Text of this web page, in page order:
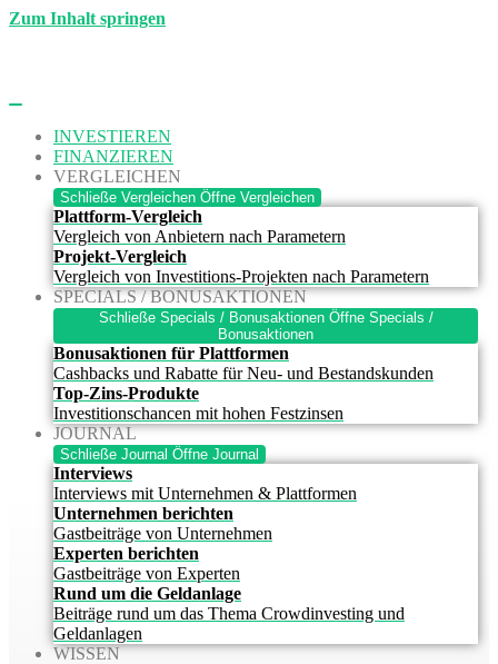
Zum Inhalt springen
INVESTIEREN
FINANZIEREN
VERGLEICHEN
Schließe Vergleichen Öffne Vergleichen
Plattform-Vergleich
Vergleich von Anbietern nach Parametern
Projekt-Vergleich
Vergleich von Investitions-Projekten nach Parametern
SPECIALS / BONUSAKTIONEN
Schließe Specials / Bonusaktionen Öffne Specials /
Bonusaktionen
Bonusaktionen für Plattformen
Cashbacks und Rabatte für Neu- und Bestandskunden
Top-Zins-Produkte
Investitionschancen mit hohen Festzinsen
JOURNAL
Schließe Journal Öffne Journal
Interviews
Interviews mit Unternehmen & Plattformen
Unternehmen berichten
Gastbeiträge von Unternehmen
Experten berichten
Gastbeiträge von Experten
Rund um die Geldanlage
Beiträge rund um das Thema Crowdinvesting und
Geldanlagen
WISSEN